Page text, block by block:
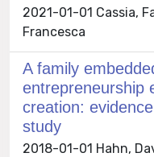
2021-01-01 Cassia,
Francesca
A family
entrepreneurship
creation:
study
2018-01-01 Hahn,